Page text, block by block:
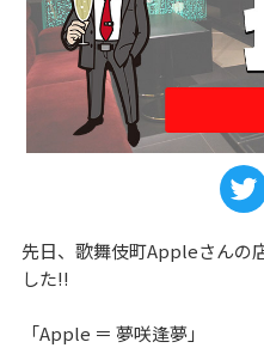
先日、歌舞伎町Appleさんの
した!!
「Apple ＝ 夢咲逢夢」